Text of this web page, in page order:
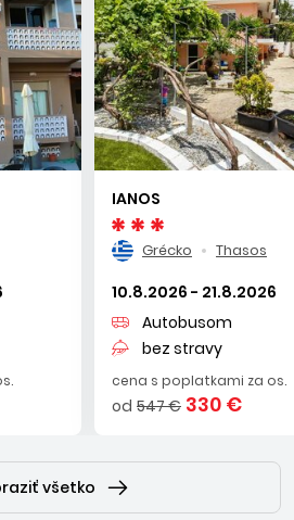
IANOS
Grécko Thasos
10.8.2026 - 21.8.2026
Autobusom
bez stravy
cena s poplatkami za os.
od 547 € 330 €
všetko